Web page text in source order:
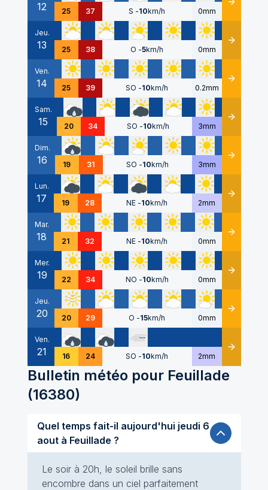
12 25 37 S -10km/h 0mm Détails
Jeu.
13 25 38 O -5km/h 0mm Détails
Ven.
14 25 39 SO -10km/h 0.2mm Détails
Sam.
15 20 34 SO -10km/h 3mm Détails
Dim.
16 19 31 SO -10km/h 3mm Détails
Lun.
17 19 28 NE -10km/h 2mm Détails
Mar.
18 21 32 NE -10km/h 0mm Détails
Mer.
19 22 34 NO -10km/h 0mm Détails
Jeu.
20 20 29 O -15km/h 0mm Détails
Ven.
21 16 24 SO -10km/h 2mm Détails
Bulletin météo pour Feuillade
(16380)
Quel temps fait-il aujourd'hui jeudi 6
aout à Feuillade ?
Le soir à 20h, le soleil brille sans
encombre dans un ciel parfaitement